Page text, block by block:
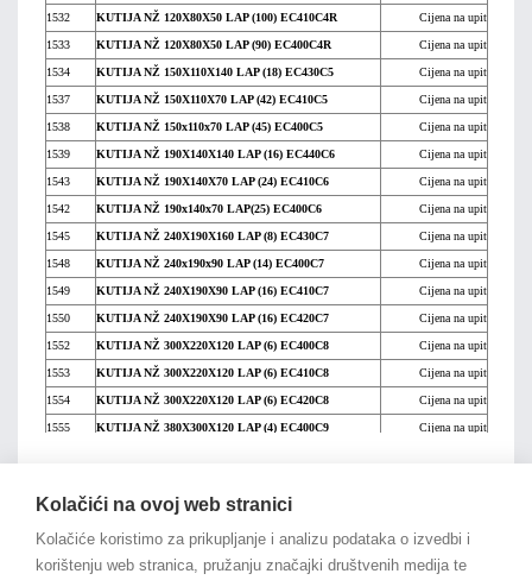
1532 KUTIJA NŽ 120X80X50 LAP (100) EC410C4R Cijena na upit
1533 KUTIJA NŽ 120X80X50 LAP (90) EC400C4R Cijena na upit
1534 KUTIJA NŽ 150X110X140 LAP (18) EC430C5 Cijena na upit
1537 KUTIJA NŽ 150X110X70 LAP (42) EC410C5 Cijena na upit
1538 KUTIJA NŽ 150x110x70 LAP (45) EC400C5 Cijena na upit
1539 KUTIJA NŽ 190X140X140 LAP (16) EC440C6 Cijena na upit
1543 KUTIJA NŽ 190X140X70 LAP (24) EC410C6 Cijena na upit
1542 KUTIJA NŽ 190x140x70 LAP(25) EC400C6 Cijena na upit
1545 KUTIJA NŽ 240X190X160 LAP (8) EC430C7 Cijena na upit
1548 KUTIJA NŽ 240x190x90 LAP (14) EC400C7 Cijena na upit
1549 KUTIJA NŽ 240X190X90 LAP (16) EC410C7 Cijena na upit
1550 KUTIJA NŽ 240X190X90 LAP (16) EC420C7 Cijena na upit
1552 KUTIJA NŽ 300X220X120 LAP (6) EC400C8 Cijena na upit
1553 KUTIJA NŽ 300X220X120 LAP (6) EC410C8 Cijena na upit
1554 KUTIJA NŽ 300X220X120 LAP (6) EC420C8 Cijena na upit
1555 KUTIJA NŽ 380X300X120 LAP (4) EC400C9 Cijena na upit
1558 KUTIJA NŽ 460X380X120 LAP (4) EC400C10
1559 KUTIJA NŽ 460X380X120 LAP (4) EC410C10 Cijena na upit
10484 KUTIJA NŽ 190X140X140 LAP (16) EC430C6 Cijena na upit
Kolačići na ovoj web stranici
Kolačiće koristimo za prikupljanje i analizu podataka o izvedbi i
korištenju web stranica, pružanju značajki društvenih medija te